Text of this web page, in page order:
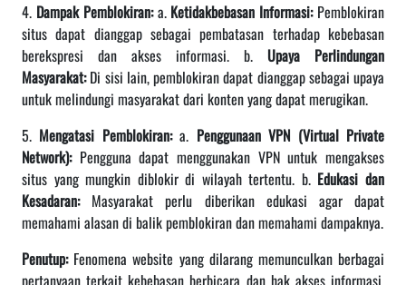
4. Dampak Pemblokiran:a. Ketidakbebasan Informasi:Pemblokiran
situs dapat dianggap sebagai pembatasan terhadap kebebasan
berekspresi dan akses informasi. b. Upaya Perlindungan
Masyarakat:Di sisi lain, pemblokiran dapat dianggap sebagai upaya
untuk melindungi masyarakat dari konten yang dapat merugikan.
5. Mengatasi Pemblokiran:a. Penggunaan VPN (Virtual Private
Network):Pengguna dapat menggunakan VPN untuk mengakses
situs yang mungkin diblokir di wilayah tertentu. b. Edukasi dan
Kesadaran:Masyarakat perlu diberikan edukasi agar dapat
memahami alasan di balik pemblokiran dan memahami dampaknya.
Penutup:Fenomena website yang dilarang memunculkan berbagai
pertanyaan terkait kebebasan berbicara dan hak akses informasi.